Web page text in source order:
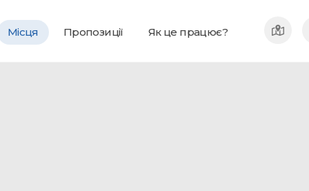
Місця Пропозиції Як це працює?